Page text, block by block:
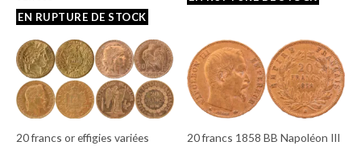
20 francs or effigies variées
20 francs 1858 BB Napoléon III